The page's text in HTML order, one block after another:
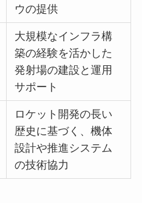
ウの提供
大規模なインフラ構
築の経験を活かした
発射場の建設と運用
サポート
ロケット開発の長い
歴史に基づく、機体
設計や推進システム
の技術協力